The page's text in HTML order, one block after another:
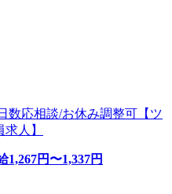
数応相談/お休み調整可【ツ
人】
1,267円〜1,337円